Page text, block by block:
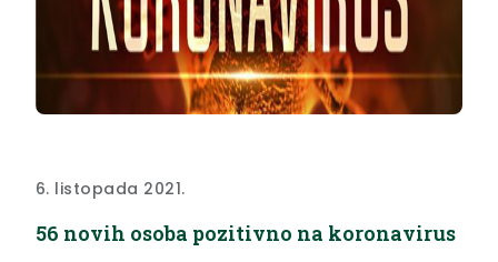
6. listopada 2021.
56 novih osoba pozitivno na koronavirus